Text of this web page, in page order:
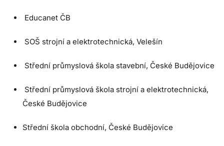
Educanet ČB
SOŠ strojní a elektrotechnická, Velešín
Střední průmyslová škola stavební, České Budějovice
Střední průmyslová škola strojní a elektrotechnická,
České Budějovice
Střední škola obchodní, České Budějovice